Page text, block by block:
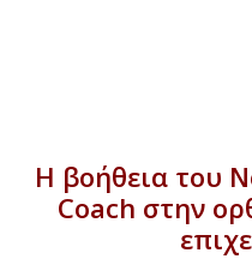
Η βοήθεια του
Coach στην